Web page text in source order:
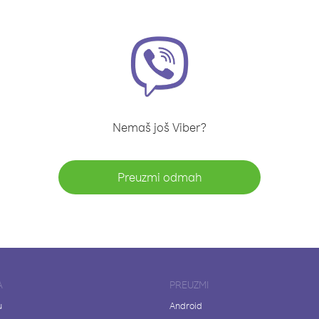
Nemaš još Viber?
Preuzmi odmah
PREUZMI
Android